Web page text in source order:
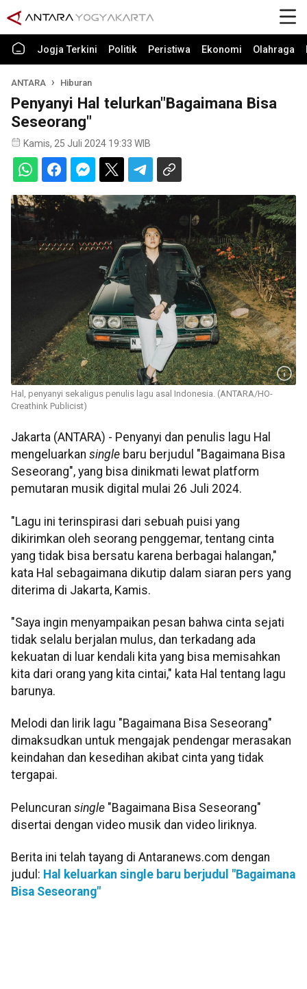
Jogja Terkini Politik Peristiwa Ekonomi Olahraga
ANTARA Hiburan
Penyanyi Hal telurkan"Bagaimana Bisa
Seseorang"
Kamis, 25 Juli 2024 19:33 WIB
Hal, penyanyi sekaligus penulis lagu asal Indonesia. (ANTARA/HO-
Creathink Publicist)
Jakarta (ANTARA) - Penyanyi dan penulis lagu Hal
mengeluarkan single baru berjudul "Bagaimana Bisa
Seseorang", yang bisa dinikmati lewat platform
pemutaran musik digital mulai 26 Juli 2024.
"Lagu ini terinspirasi dari sebuah puisi yang
dikirimkan oleh seorang penggemar, tentang cinta
yang tidak bisa bersatu karena berbagai halangan,"
kata Hal sebagaimana dikutip dalam siaran pers yang
diterima di Jakarta, Kamis.
"Saya ingin menyampaikan pesan bahwa cinta sejati
tidak selalu berjalan mulus, dan terkadang ada
kekuatan di luar kendali kita yang bisa memisahkan
kita dari orang yang kita cintai," kata Hal tentang lagu
barunya.
Melodi dan lirik lagu "Bagaimana Bisa Seseorang"
dimaksudkan untuk mengajak pendengar merasakan
keindahan dan kesedihan akibat cinta yang tidak
tergapai.
Peluncuran single "Bagaimana Bisa Seseorang"
disertai dengan video musik dan video liriknya.
Berita ini telah tayang di Antaranews.com dengan
judul: Hal keluarkan single baru berjudul "Bagaimana
Bisa Seseorang"